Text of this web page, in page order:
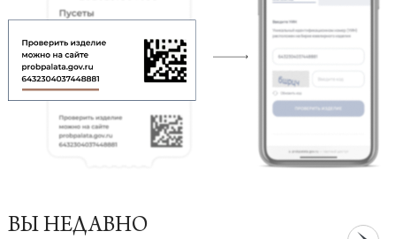
ВЫ НЕДАВНО